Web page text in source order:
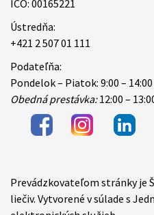
IČO: 00165221
Ústredňa:
+421 2 507 01 111
Podateľňa:
Pondelok – Piatok: 9:00 – 14:00
Obedná prestávka:12:00 –
Items
Prevádzkovateľom stránky je
liečiv. Vytvorené v súlade s